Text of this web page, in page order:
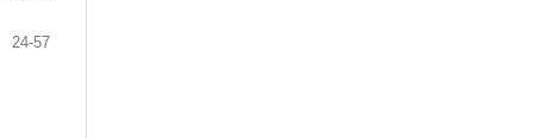
24-57